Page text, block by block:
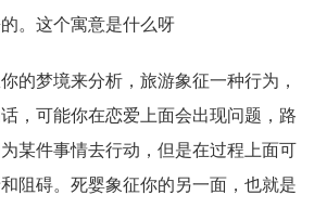
。这个寓意是什么呀
梦境来分析，旅游象征一种行为，
，可能你在恋爱上面会出现问题，路
某件事情去行动，但是在过程上面可
阻碍。死婴象征你的另一面，也就是